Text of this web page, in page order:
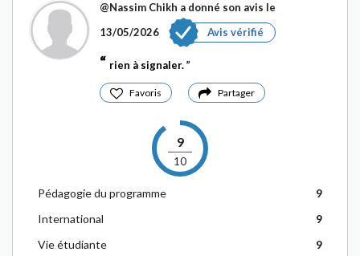
@Nassim Chikh a donné son avis le
13/05/2026
Avis vérifié
rien à signaler.
Favoris Partager
9
10
Pédagogie du programme
9
International
9
Vie étudiante
9